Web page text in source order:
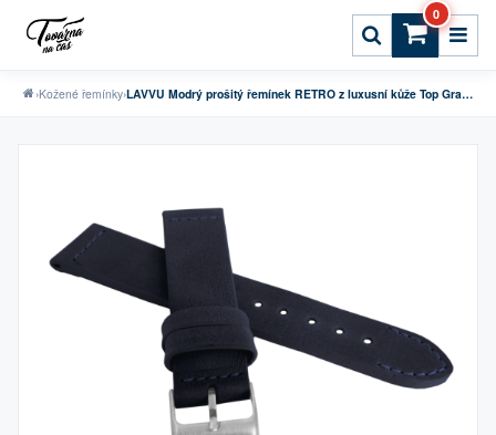
0
›Kožené řemínky› LAVVU Modrý prošitý řemínek RETRO z luxusní kůže Top Grain - 22